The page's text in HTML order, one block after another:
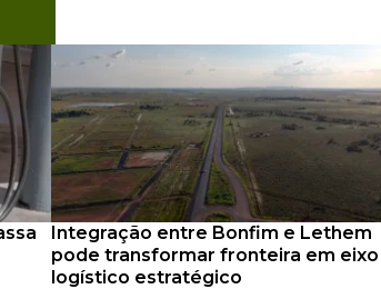
Integração entre Bonfim e Lethem
pode transformar fronteira em eixo
logístico estratégico